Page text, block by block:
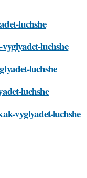
luchshe
luchshe
luchshe
luchshe
vyglyadet-luchshe